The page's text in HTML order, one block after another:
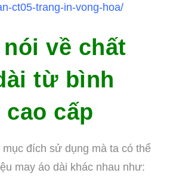
ct05-trang-in-vong-hoa/
về chất
từ bình
cao cấp
đích sử dụng mà ta có thể
may áo dài khác nhau như: